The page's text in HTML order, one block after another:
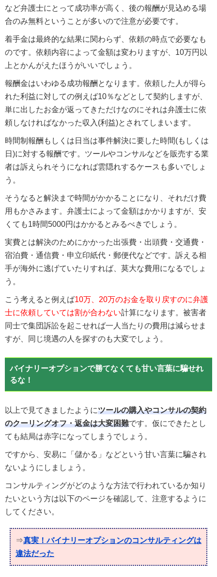
など弁護士にとって成功率が高く、後の報酬が見込める場
合のみ無料ということが多いので注意が必要です。
着手金は最終的な結果に関わらず、依頼の時点で必要なも
のです。依頼内容によって金額は変わりますが、10万円以
上とかんがえたほうがいいでしょう。
報酬金はいわゆる成功報酬となります。依頼した人が得ら
れた利益に対しての例えば10％などとして契約しますが、
単に出したお金が返ってきただけなのにそれは弁護士に依
頼しなければなかった収入(利益)とされてしまいます。
時間制報酬もしくは日当は事件解決に要した時間(もしくは
日)に対する報酬です。ツールやコンサルなどを販売する業
者は訴えられそうになれば雲隠れするケースも多いでしょ
う。
そうなると解決まで時間がかかることになり、それだけ費
用もかさみます。弁護士によって金額はかかりますが、安
くても1時間5000円はかかるとみるべきでしょう。
実費とは解決のためにかかった出張費・出頭費・交通費・
宿泊費・通信費・申立印紙代・郵便代などです。訴える相
手が海外に逃げていたりすれば、莫大な費用になるでしょ
う。
こう考えると例えば10万、20万のお金を取り戻すのに弁護
士に依頼していては割が合わない計算になります。被害者
同士で集団訴訟を起こせれば一人当たりの費用は減らせま
すが、同じ境遇の人を探すのも大変でしょう。
バイナリーオプションで勝てなくても甘い言葉に騙せれ
るな！
以上で見てきましたようにツールの購入やコンサルの契約
のクーリングオフ・返金は大変困難です。仮にできたとし
ても結局は赤字になってしまうでしょう。
ですから、安易に「儲かる」などという甘い言葉に騙され
ないようにしましょう。
コンサルティングがどのような方法で行われているか知り
たいという方は以下のページを確認して、注意するように
してください。
⇒真実！バイナリーオプションのコンサルティングは
違法だった